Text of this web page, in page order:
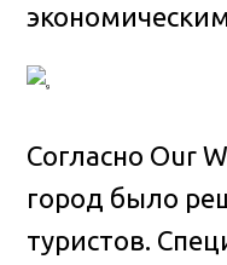
Согласно Our
город было
туристов.